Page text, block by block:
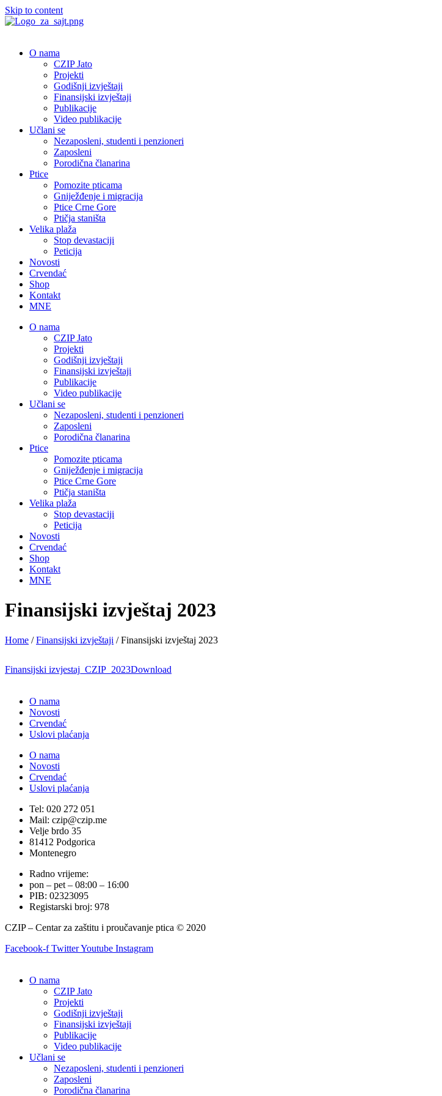
Skip to content
O nama
CZIP Jato
Projekti
Godišnji izvještaji
Finansijski izvještaji
Publikacije
Video publikacije
Učlani se
Nezaposleni, studenti i penzioneri
Zaposleni
Porodična članarina
Ptice
Pomozite pticama
Gniježđenje i migracija
Ptice Crne Gore
Ptičja staništa
Velika plaža
Stop devastaciji
Peticija
Novosti
Crvendać
Shop
Kontakt
MNE
O nama
CZIP Jato
Projekti
Godišnji izvještaji
Finansijski izvještaji
Publikacije
Video publikacije
Učlani se
Nezaposleni, studenti i penzioneri
Zaposleni
Porodična članarina
Ptice
Pomozite pticama
Gniježđenje i migracija
Ptice Crne Gore
Ptičja staništa
Velika plaža
Stop devastaciji
Peticija
Novosti
Crvendać
Shop
Kontakt
MNE
Finansijski izvještaj 2023
Home /Finansijski izvještaji /Finansijski izvještaj 2023
Finansijski izvjestaj_CZIP_2023Download
O nama
Novosti
Crvendać
Uslovi plaćanja
O nama
Novosti
Crvendać
Uslovi plaćanja
Tel: 020 272 051
Mail: czip@czip.me
Velje brdo 35
81412 Podgorica
Montenegro
Radno vrijeme:
pon – pet – 08:00 – 16:00
PIB: 02323095
Registarski broj: 978
CZIP – Centar za zaštitu i proučavanje ptica © 2020
Facebook-f TwitterYoutube Instagram
O nama
CZIP Jato
Projekti
Godišnji izvještaji
Finansijski izvještaji
Publikacije
Video publikacije
Učlani se
Nezaposleni, studenti i penzioneri
Zaposleni
Porodična članarina